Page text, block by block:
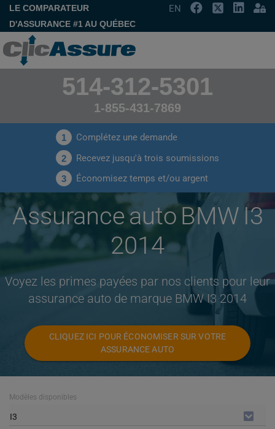
LE COMPARATEUR
D'ASSURANCE #1 AU QUÉBEC
EN
514-312-5301
1-855-431-7869
1 Complétez une demande
2 Recevez jusqu'à trois soumissions
3 Économisez temps et/ou argent
Assurance auto BMW I3
2014
Voyez les primes payées par nos clients pour leur
assurance auto de marque BMW I3 2014
CLIQUEZ ICI POUR ÉCONOMISER SUR VOTRE
ASSURANCE AUTO
Modèles disponibles
I3